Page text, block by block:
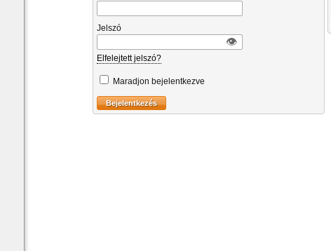
Jelszó
👁︎
Elfelejtett jelszó?
Maradjon bejelentkezve